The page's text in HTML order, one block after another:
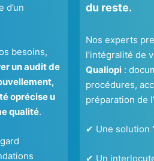
d’un
besoins,
un audit de
oprécise u
qualité.
du reste.
Nos experts
l’intégralité de
Qualiopi :
procédures,
préparation de
✔ Une solution
✔ Un